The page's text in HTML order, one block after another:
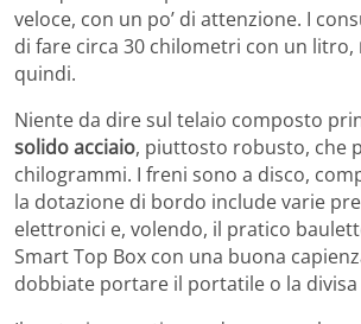
veloce, con un po’ di attenzione. I
di fare circa 30 chilometri con un litro,
quindi.
Niente da dire sul telaio composto
solido acciaio, piuttosto robusto, che
chilogrammi. I freni sono a disco,
la dotazione di bordo include varie
elettronici e, volendo, il pratico
Smart Top Box con una buona
dobbiate portare il portatile o la